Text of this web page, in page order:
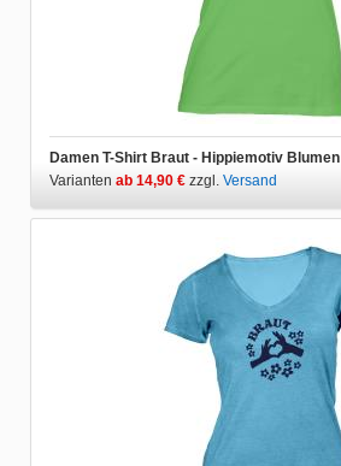
Damen T-Shirt Braut - Hippiemotiv Blumen
Varianten ab 14,90 € zzgl. Versand